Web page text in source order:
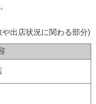
出店状況に関わる部分)